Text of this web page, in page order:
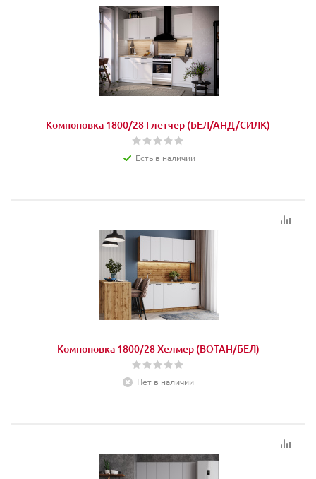
Компоновка 1800/28 Глетчер (БЕЛ/АНД/СИЛК)
Есть в наличии
Компоновка 1800/28 Хелмер (ВОТАН/БЕЛ)
Нет в наличии